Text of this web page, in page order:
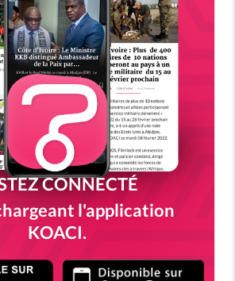
CONNECTÉ
l'application
KOACI.